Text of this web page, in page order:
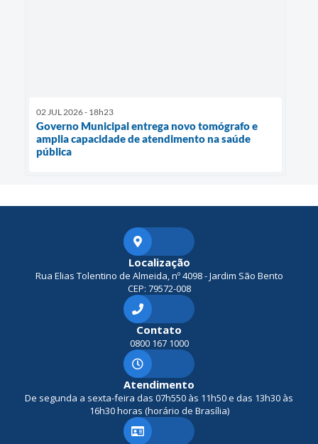
02 JUL 2026 - 18h23
Governo Municipal entrega novo tomógrafo e
amplia capacidade de atendimento na saúde
pública
Localização
Rua Elias Tolentino de Almeida, nº 4098 - Jardim São Bento
CEP: 79572-008
Contato
0800 167 1000
Atendimento
De segunda a sexta-feira das 07h550 às 11h50 e das 13h30 às
16h30 horas (horário de Brasília)